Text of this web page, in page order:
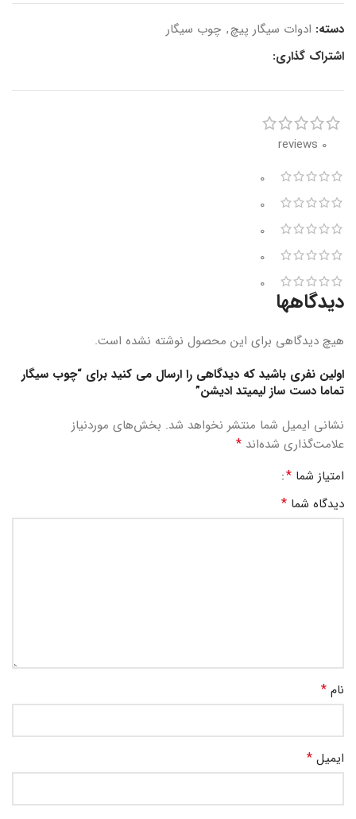
دسته: ادوات سیگار پیچ, چوب سیگار
اشتراک گذاری:
0 reviews
0
0
0
0
0
دیدگاهها
هیچ دیدگاهی برای این محصول نوشته نشده است.
اولین نفری باشید که دیدگاهی را ارسال می کنید برای “چوب سیگار
تماما دست ساز لیمیتد ادیشن”
نشانی ایمیل شما منتشر نخواهد شد. بخش‌های موردنیاز
علامت‌گذاری شده‌اند *
امتیاز شما *
دیدگاه شما *
نام *
ایمیل *